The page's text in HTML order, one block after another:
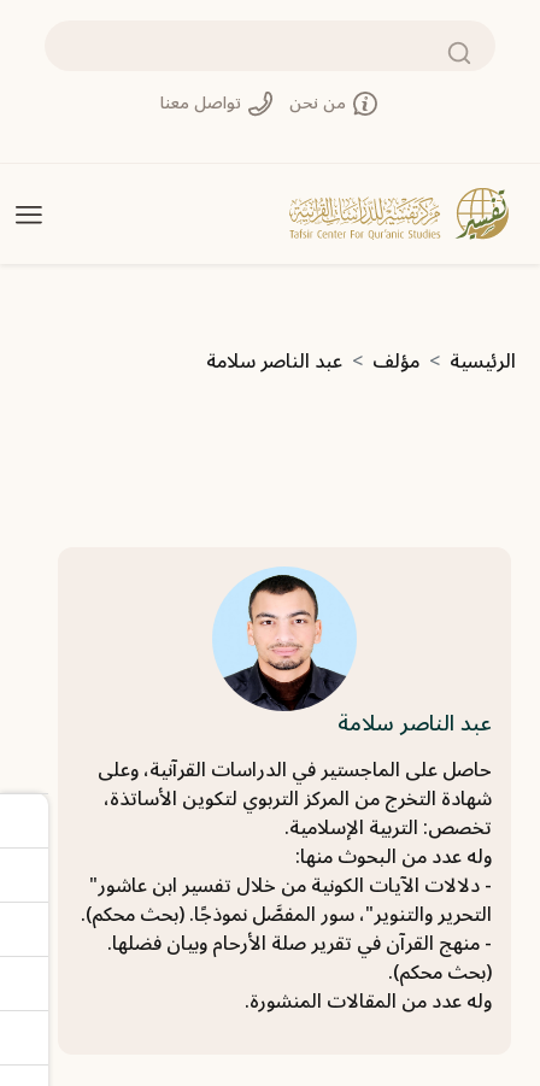
بحث
من نحن تواصل معنا
مسار التنقل
الرئيسية مؤلف عبد الناصر سلامة
عبد الناصر سلامة
حاصل على الماجستير في الدراسات القرآنية، وعلى
شهادة التخرج من المركز التربوي لتكوين الأساتذة،
‏تخصص: التربية الإسلامية.‏
وله عدد من البحوث منها:‏
‏- دلالات الآيات الكونية من خلال تفسير ابن عاشور"
التحرير والتنوير"، سور المفصَّل نموذجًا. (بحث ‏محكم).‏
‏- منهج القرآن في تقرير صلة الأرحام وبيان فضلها.
(بحث محكم).‏
وله عدد من المقالات المنشورة.‏